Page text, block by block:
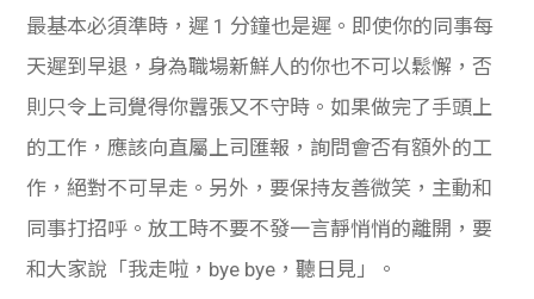
最基本必須準時，遲 1 分鐘也是遲。即使你的同事每
天遲到早退，身為職場新鮮人的你也不可以鬆懈，否
則只令上司覺得你囂張又不守時。如果做完了手頭上
的工作，應該向直屬上司匯報，詢問會否有額外的工
作，絕對不可早走。另外，要保持友善微笑，主動和
同事打招呼。放工時不要不發一言靜悄悄的離開，要
和大家說「我走啦，bye bye，聽日見」。